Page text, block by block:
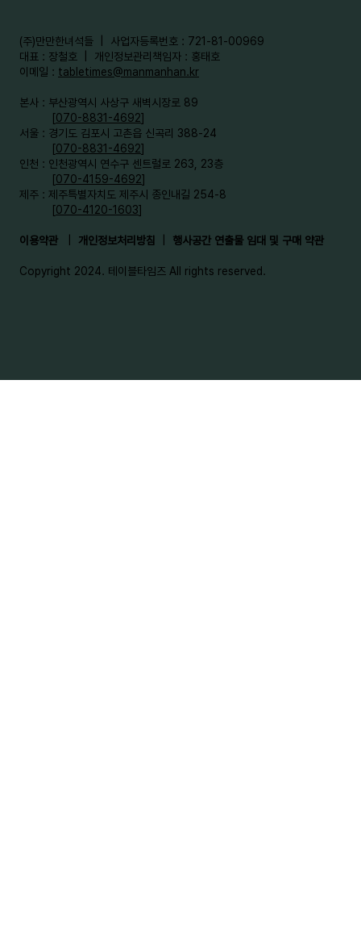
​(주)만만한녀석들 | 사업자등록번호 : 721-81-00969
대표 : 장철호 | 개인정보관리책임자 : 홍태호
이메일 : tabletimes@manmanhan.kr
본사 : 부산광역시 사상구 새벽시장로 89
[070-8831-4692]
서울 : 경기도 김포시 고촌읍 신곡리 388-24
[070-8831-4692]
인천 : 인천광역시 연수구 센트럴로 263, 23층
[070-4159-4692]​
제주 : 제주특별자치도 제주시 종인내길 254-8
[070-4120-1603]
이용약관 개인정보처리방침 행사공간 연출물 임대 및 구매 약관
Copyright 2024. 테이블타임즈 All rights reserved.